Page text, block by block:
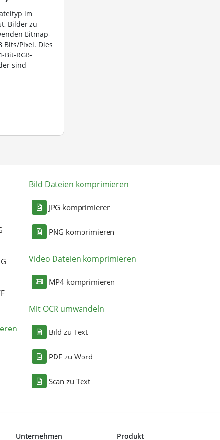
im
Bilder zu
Bitmap-
Pixel. Dies
Bit-RGB-
sind
Bild Dateien komprimieren
JPG komprimieren
PNG komprimieren
Video Dateien komprimieren
MP4 komprimieren
Mit OCR umwandeln
Bild zu Text
PDF zu Word
Scan zu Text
Unternehmen Produkt